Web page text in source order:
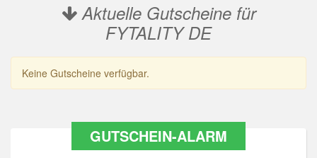
Aktuelle Gutscheine für
FYTALITY DE
Keine Gutscheine verfügbar.
GUTSCHEIN-ALARM